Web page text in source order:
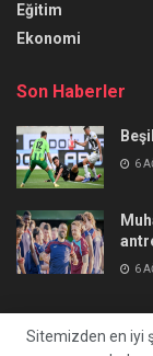
Eğitim
Ekonomi
Son Haberler
6
6
Sitemizden en iyi